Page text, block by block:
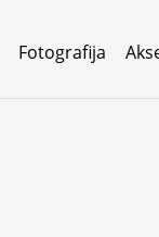
Fotografija